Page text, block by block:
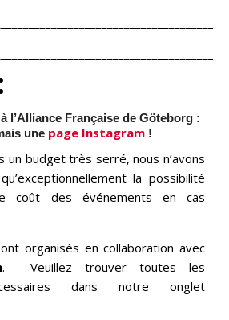
l’Alliance Française de Göteborg :
une page Instagram !
un budget très serré, nous n’avons
la possibilité
coût des événements en cas
organisés en collaboration avec
. Veuillez trouver toutes les
dans notre onglet